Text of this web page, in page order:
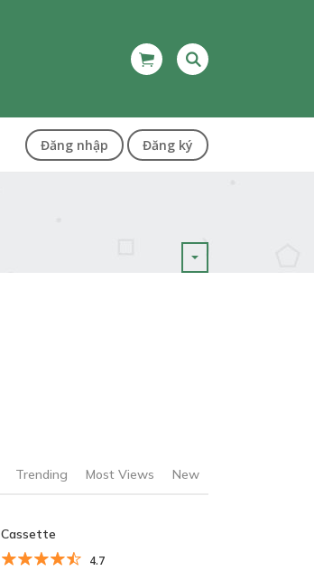
Đăng nhập Đăng ký
Trending Most Views New
Cassette
4.7